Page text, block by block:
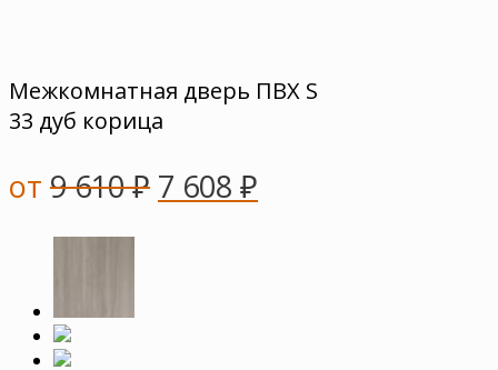
Межкомнатная дверь ПВХ S
33 дуб корица
от 9 610₽ 7 608 ₽